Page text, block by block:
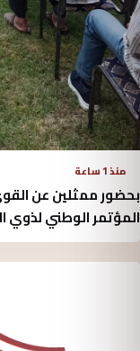
منذ 1 ساعة
بحضور ممثلين عن
المؤتمر الوطني لذوي